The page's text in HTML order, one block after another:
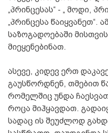
„პრინცესას“ - „ მოდი,
„პრინცესა წაიყვანეთ“.
საზოგადოებაში
მიეყენებინათ.
ასევე, კიდევ ერთ
გაუსწორდნენ, თმებით
რომელშიც უნდა
როცა მიჰყავდათ.
სადაც ის შეუძლოდ